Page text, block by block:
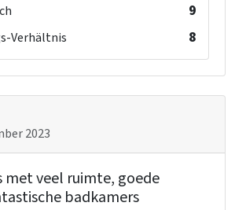
betaling
betaling
9
Verhältnis 8
2023
met veel ruimte, goede
badkamers